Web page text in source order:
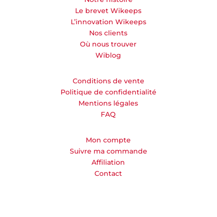
Le brevet Wikeeps
L’innovation Wikeeps
Nos clients
Où nous trouver
Wiblog
Conditions de vente
Politique de confidentialité
Mentions légales
FAQ
Mon compte
Suivre ma commande
Affiliation
Contact